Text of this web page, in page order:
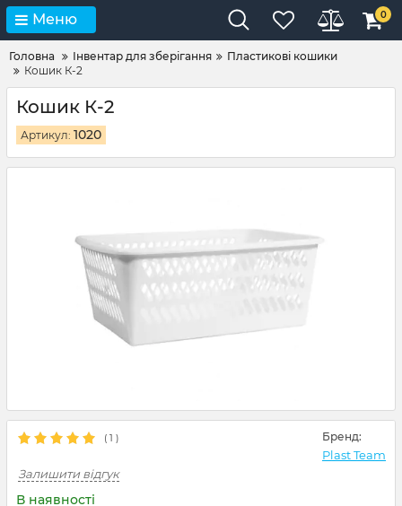
Меню 0
Головна Інвентар для зберігання
Пластикові кошики
Кошик К-2
Кошик К-2
Артикул: 1020
( 1 ) Бренд:
Plast Team
Залишити відгук
В наявності